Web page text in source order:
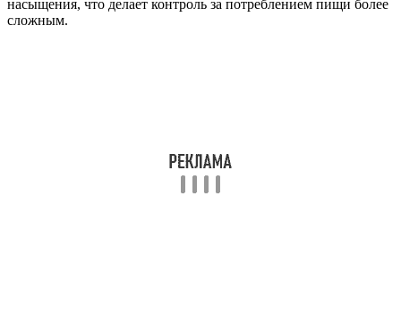
насыщения, что делает контроль за потреблением пищи более
сложным.